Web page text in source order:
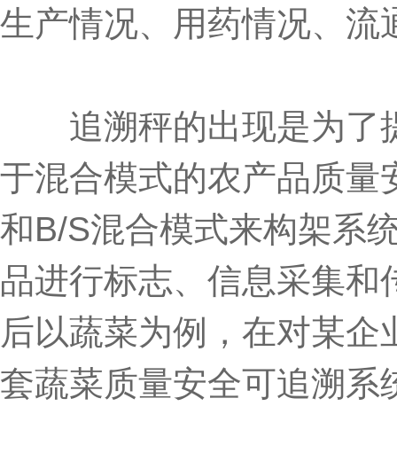
生产情况、用药情况、流
追溯秤的出现是为了
于混合模式的农产品质量
和B/S混合模式来构架系
品进行标志、信息采集
后以蔬菜为例，在对某
套蔬菜质量安全可追溯系